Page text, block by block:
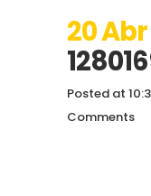
20 Abr
Posted at
Comments